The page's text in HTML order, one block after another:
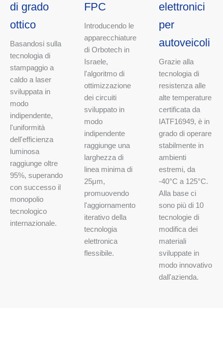
di grado
ottico
Basandosi sulla
tecnologia di
stampaggio a
caldo a laser
sviluppata in
modo
indipendente,
l'uniformità
dell'efficienza
luminosa
raggiunge oltre
95%, superando
con successo il
monopolio
tecnologico
internazionale.
FPC
Introducendo le
apparecchiature
di Orbotech in
Israele,
l'algoritmo di
ottimizzazione
dei circuiti
sviluppato in
modo
indipendente
raggiunge una
larghezza di
linea minima di
25μm,
promuovendo
l'aggiornamento
iterativo della
tecnologia
elettronica
flessibile.
elettronici
per
autoveicoli
Grazie alla
tecnologia di
resistenza alle
alte temperature
certificata da
IATF16949, è in
grado di operare
stabilmente in
ambienti
estremi, da
-40°C a 125°C.
Alla base ci
sono più di 10
tecnologie di
modifica dei
materiali
sviluppate in
modo innovativo
dall'azienda.